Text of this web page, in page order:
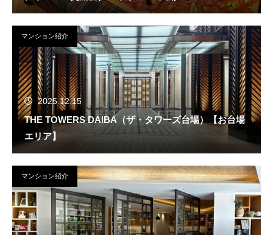
マンション紹介
2025.12.15
THE TOWERS DAIBA（ザ・タワーズ台場）【お台場
エリア】
マンション紹介